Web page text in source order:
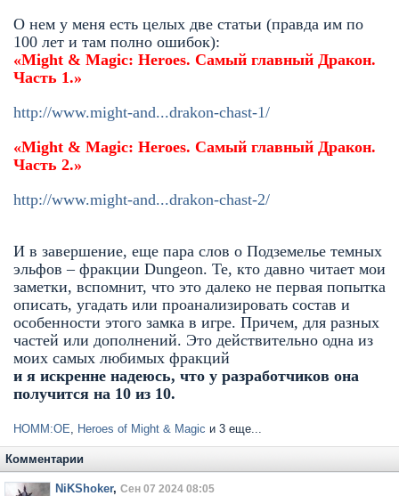
О нем у меня есть целых две статьи (правда им по
100 лет и там полно ошибок):
«Might & Magic: Heroes. Самый главный Дракон.
Часть 1.»
http://www.might-and...drakon-chast-1/
«Might & Magic: Heroes. Самый главный Дракон.
Часть 2.»
http://www.might-and...drakon-chast-2/
И в завершение, еще пара слов о Подземелье темных
эльфов – фракции Dungeon. Те, кто давно читает мои
заметки, вспомнит, что это далеко не первая попытка
описать, угадать или проанализировать состав и
особенности этого замка в игре. Причем, для разных
частей или дополнений. Это действительно одна из
моих самых любимых фракций
и я искренне надеюсь, что у разработчиков она
получится на 10 из 10.
HOMM:OE, Heroes of Might & Magic и 3 еще...
Комментарии
NiKShoker, Сен 07 2024 08:05